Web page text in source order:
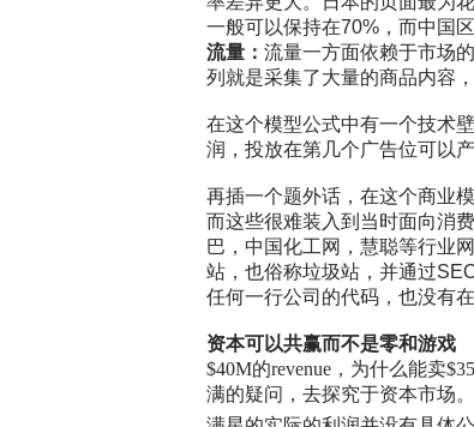
一般可以保持在70% ，而中国
流量： 流量一方面依赖于市场
列就是采集了大量的商品内容
在这个模型公式中有一个技术
润，投放在第几个广告位可以
再插一个题外话，在这个商业
而这些很难装入到当时面向消
巴，中国化工网，慧聪等行业
站，也俗称垃圾站，并通过
任何一行公司的代码，也没有
资本可以共赢而不是零和游戏
$40M的revenue，为什么能卖
满的疑问，去探究于资本市场。